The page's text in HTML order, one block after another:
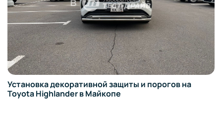
Установка декоративной защиты и порогов на
Toyota Highlander в Майкопе